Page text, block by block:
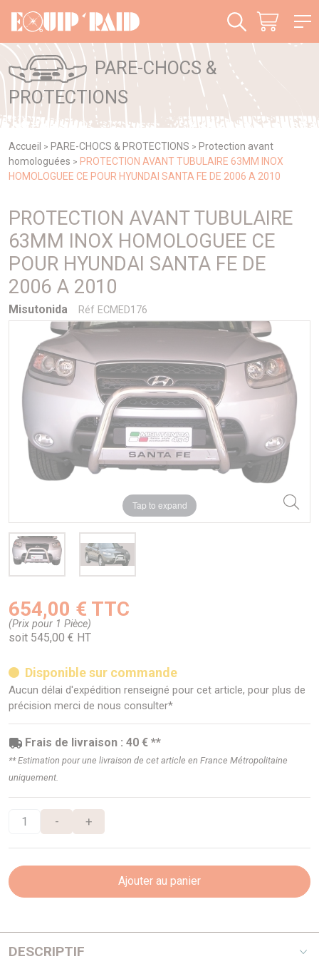
PARE-CHOCS &
PROTECTIONS
Accueil > PARE-CHOCS & PROTECTIONS > Protection avant
homologuées > PROTECTION AVANT TUBULAIRE 63MM INOX
HOMOLOGUEE CE POUR HYUNDAI SANTA FE DE 2006 A 2010
PROTECTION AVANT TUBULAIRE
63MM INOX HOMOLOGUEE CE
POUR HYUNDAI SANTA FE DE
2006 A 2010
Misutonida Réf ECMED176
Tap to expand
654,00 € TTC
(Prix pour 1 Pièce)
soit 545,00 € HT
Disponible sur commande
Aucun délai d'expédition renseigné pour cet article, pour plus de
précision merci de nous consulter*
Frais de livraison : 40 € **
** Estimation pour une livraison de cet article en France Métropolitaine
uniquement.
- +
Ajouter au panier
DESCRIPTIF
Panneau de gestion des cookies